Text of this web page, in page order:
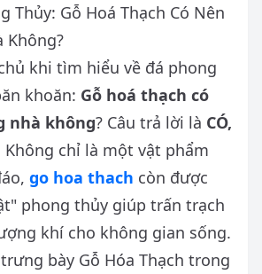
Thủy: Gỗ Hoá Thạch Có Nên
Không?
khi tìm hiểu về đá phong
khoăn: Gỗ hoá thạch có
nhà không? Câu trả lời là CÓ,
Không chỉ là một vật phẩm
go hoa thach còn được
phong thủy giúp trấn trạch
khí cho không gian sống.
bày Gỗ Hóa Thạch trong